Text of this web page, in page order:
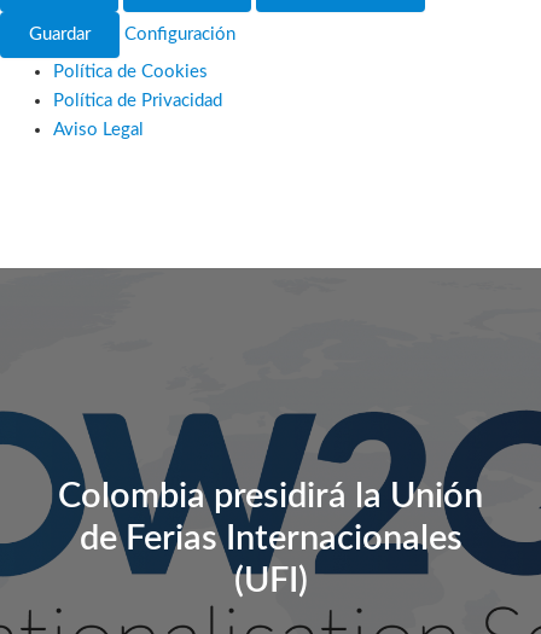
Guardar Configuración
Política de Cookies
Política de Privacidad
Aviso Legal
Colombia presidirá la Unión
de Ferias Internacionales
(UFI)